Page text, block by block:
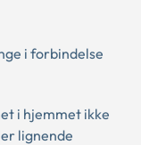
i forbindelse
i hjemmet ikke
lignende